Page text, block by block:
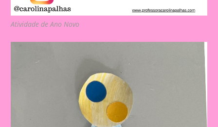
Atividade de Ano Novo